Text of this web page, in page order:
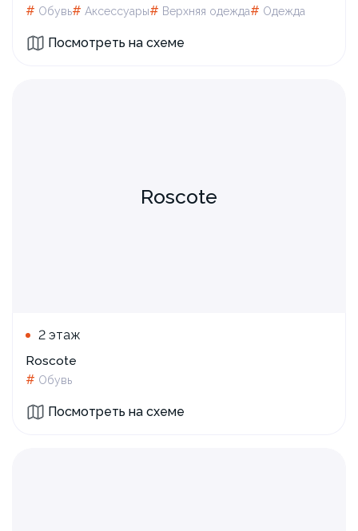
# Обувь# Аксессуары# Верхняя одежда# Одежда
Посмотреть на схеме
Roscote
2 этаж
Roscote
# Обувь
Посмотреть на схеме